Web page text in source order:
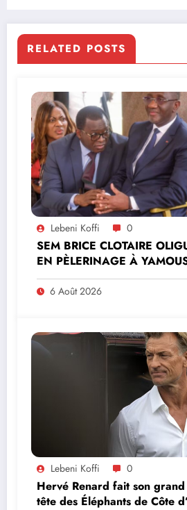
RELATED POSTS
Lebeni Koffi 0
SEM BRICE CLOTAIRE
EN PÈLERINAGE À
MINISTRE PAULIN
PREND PART À LA
6 Août 2026
Lebeni Koffi 0
Hervé Renard fait son
tête des Éléphants de Côte